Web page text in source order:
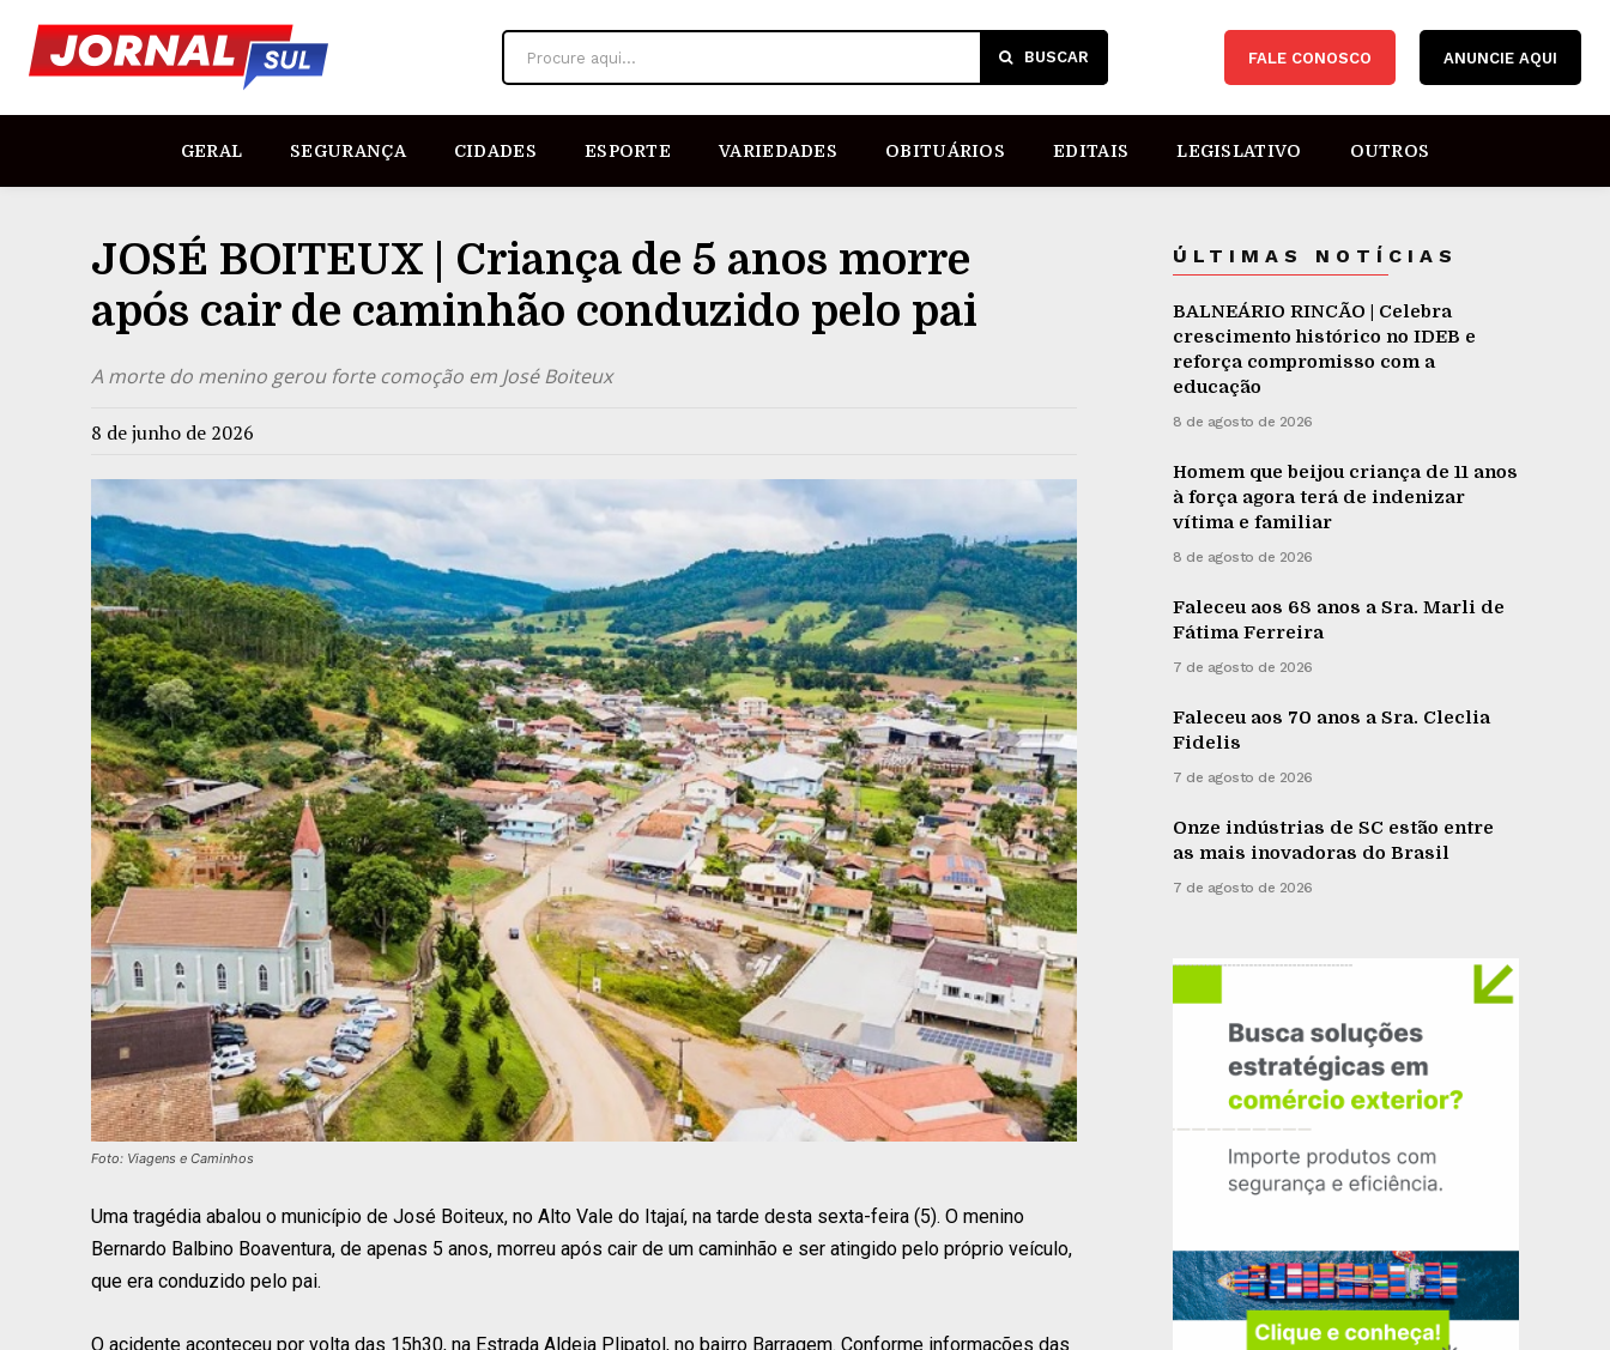
Procure aqui... BUSCAR FALE CONOSCO ANUNCIE AQUI
GERAL SEGURANÇA CIDADES ESPORTE VARIEDADES OBITUÁRIOS EDITAIS LEGISLATIVO OUTROS
JOSÉ BOITEUX | Criança de 5 anos morre
após cair de caminhão conduzido pelo pai
A morte do menino gerou forte comoção em José Boiteux
8 de junho de 2026
Foto: Viagens e Caminhos
Uma tragédia abalou o município de José Boiteux, no Alto Vale do Itajaí, na tarde desta sexta-feira (5). O menino
Bernardo Balbino Boaventura, de apenas 5 anos, morreu após cair de um caminhão e ser atingido pelo próprio veículo,
que era conduzido pelo pai.
O acidente aconteceu por volta das 15h30, na Estrada Aldeia Plipatol, no bairro Barragem. Conforme informações das
ÚLTIMAS NOTÍCIAS
BALNEÁRIO RINCÃO | Celebra
crescimento histórico no IDEB e
reforça compromisso com a
educação
8 de agosto de 2026
Homem que beijou criança de 11 anos
à força agora terá de indenizar
vítima e familiar
8 de agosto de 2026
Faleceu aos 68 anos a Sra. Marli de
Fátima Ferreira
7 de agosto de 2026
Faleceu aos 70 anos a Sra. Cleclia
Fidelis
7 de agosto de 2026
Onze indústrias de SC estão entre
as mais inovadoras do Brasil
7 de agosto de 2026